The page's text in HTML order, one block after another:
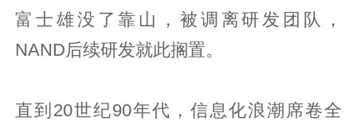
富士雄没了靠山，被调离研发团队，
NAND后续研发就此搁置。
直到20世纪90年代，信息化浪潮席卷全